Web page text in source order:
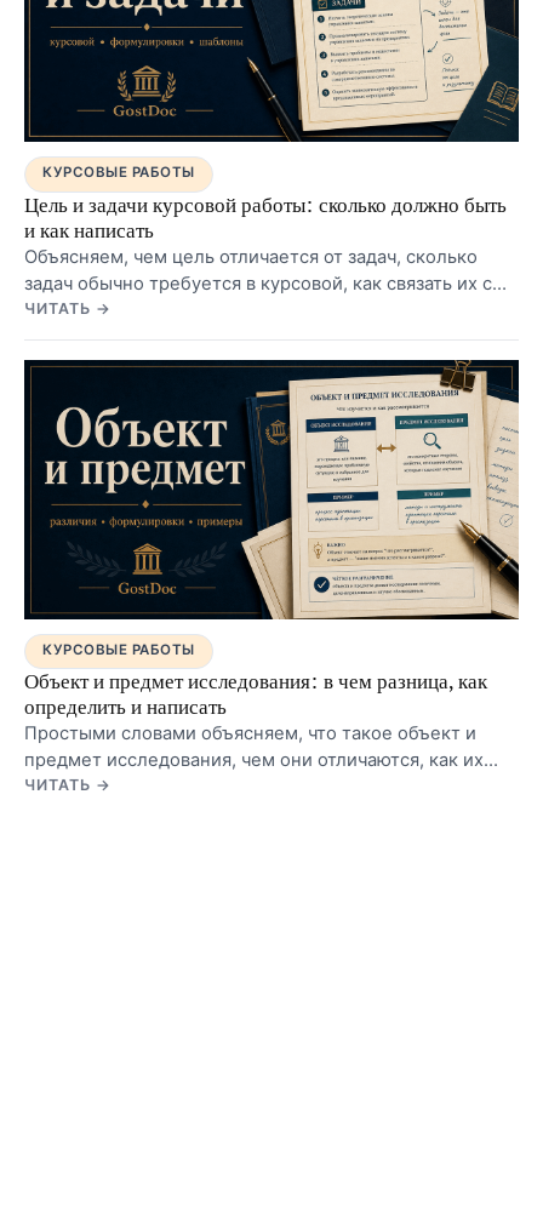
КУРСОВЫЕ РАБОТЫ
Цель и задачи курсовой работы: сколько должно быть
и как написать
Объясняем, чем цель отличается от задач, сколько
задач обычно требуется в курсовой, как связать их с
главами и проверить формулировки на примерах.
ЧИТАТЬ →
КУРСОВЫЕ РАБОТЫ
Объект и предмет исследования: в чем разница, как
определить и написать
Простыми словами объясняем, что такое объект и
предмет исследования, чем они отличаются, как их
определить по теме и как написать для курсовой или
ЧИТАТЬ →